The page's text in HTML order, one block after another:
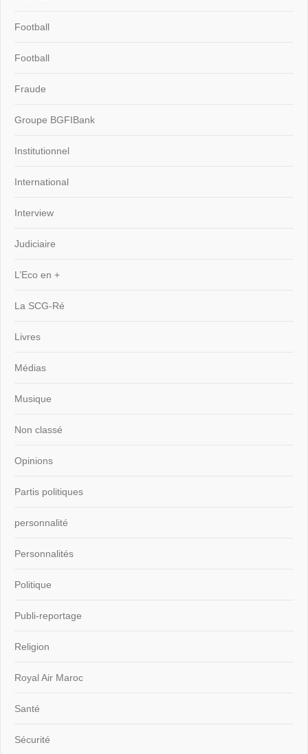
Football
Football
Fraude
Groupe BGFIBank
Institutionnel
International
Interview
Judiciaire
L’Eco en +
La SCG-Ré
Livres
Médias
Musique
Non classé
Opinions
Partis politiques
personnalité
Personnalités
Politique
Publi-reportage
Religion
Royal Air Maroc
Santé
Sécurité